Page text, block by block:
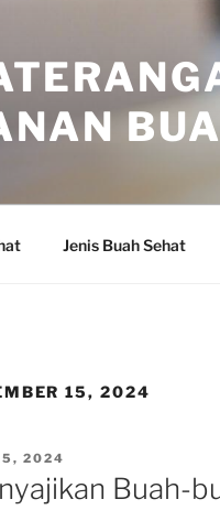
Jenis Buah Sehat
15, 2024
2024
Buah-